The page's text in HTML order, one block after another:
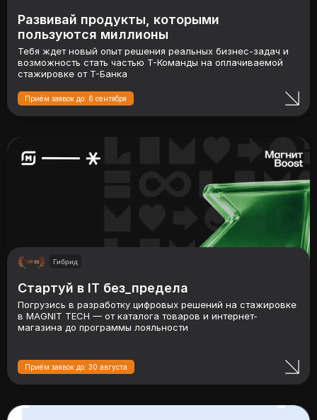
Развивай продукты, которыми
пользуются миллионы
Тебя ждет новый опыт решения реальных бизнес-задач и
возможность стать частью Т-Команды на оплачиваемой
стажировке от Т-Банка
Приём заявок до: 6 сентября
Гибрид
Стартуй в IT без_предела
Погрузись в разработку цифровых решений на стажировке
в MAGNIT TECH — от каталога товаров и интернет-
магазина до программы лояльности
Приём заявок до: 30 августа